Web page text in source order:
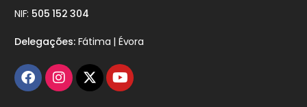
NIF: 505 152 304
Delegações:Fátima | Évora